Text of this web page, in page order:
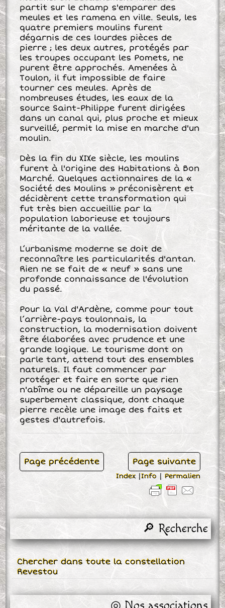
partit sur le champ s'emparer des
meules et les ramena en ville. Seuls, les
quatre premiers moulins furent
dégarnis de ces lourdes pièces de
pierre ; les deux autres, protégés par
les troupes occupant les Pomets, ne
purent être approchés. Amenées à
Toulon, il fut impossible de faire
tourner ces meules. Après de
nombreuses études, les eaux de la
source Saint-Philippe furent dirigées
dans un canal qui, plus proche et mieux
surveillé, permit la mise en marche d'un
moulin.
Dès la fin du XIXe siècle, les moulins
furent à l'origine des Habitations à Bon
Marché. Quelques actionnaires de la «
Société des Moulins » préconisèrent et
décidèrent cette transformation qui
fut très bien accueillie par la
population laborieuse et toujours
méritante de la vallée.
L’urbanisme moderne se doit de
reconnaître les particularités d'antan.
Rien ne se fait de « neuf » sans une
profonde connaissance de l'évolution
du passé.
Pour la Val d'Ardène, comme pour tout
l’arrière-pays toulonnais, la
construction, la modernisation doivent
être élaborées avec prudence et une
grande logique. Le tourisme dont on
parle tant, attend tout des ensembles
naturels. Il faut commencer par
protéger et faire en sorte que rien
n'abîme ou ne dépareille un paysage
superbement classique, dont chaque
pierre recèle une image des faits et
gestes d'autrefois.
Page précédente Page suivante
Index|Info | Permalien
🔎 Recherche
Chercher dans toute la constellation
Revestou